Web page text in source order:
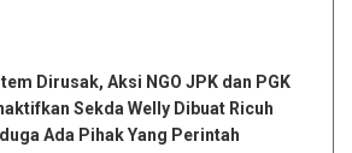
Dirusak, Aksi NGO JPK dan PGK
Sekda Welly Dibuat Ricuh
Ada Pihak Yang Perintah